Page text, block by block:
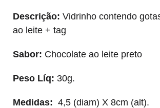
Descrição: Vidrinho contendo
ao leite + tag
Sabor: Chocolate ao leite preto
Peso Líq: 30g.
Medidas: 4,5 (diam) X 8cm (alt).